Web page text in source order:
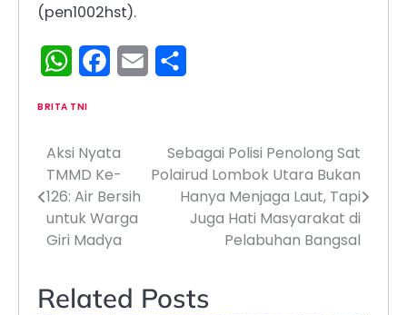
(pen1002hst).
WhatsAppFacebook
Email
BRITA TNI
Navigasi
pos
Aksi Nyata
TMMD Ke-
126: Air Bersih
untuk Warga
Giri Madya
Sebagai Polisi Penolong Sat
Polairud Lombok Utara Bukan
Hanya Menjaga Laut, Tapi
Juga Hati Masyarakat di
Pelabuhan Bangsal
Related Posts